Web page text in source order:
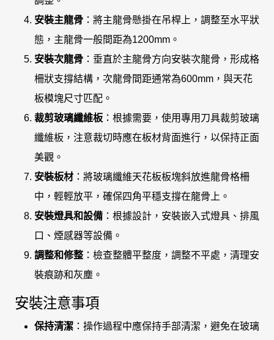
安裝主龍骨 ：將主龍骨懸掛在吊桿上，調整至水平狀
態，主龍骨一般間距為1200mm。
安裝次龍骨 ：垂直於主龍骨方向安裝次龍骨，形成格
柵狀支撐結構，次龍骨間距通常為600mm，與天花
板模塊尺寸匹配。
裁剪玻璃纖維板 ：根據需要，使用專用刀具裁剪玻璃
纖維板，注意裁切時應在板材背面進行，以保持正面
美觀。
安裝板材 ：將玻璃纖維天花板板塊斜放進龍骨格柵
中，輕輕放平，確保四角平穩支撐在龍骨上。
安裝燈具和設備 ：根據設計，安裝嵌入式燈具、排風
口、煙感器等設備。
調整和修整 ：檢查整體平整度，調整不平處，清理安
裝痕跡和灰塵。
安裝注意事項
保持清潔 ：操作過程中應保持手部清潔，避免在玻璃